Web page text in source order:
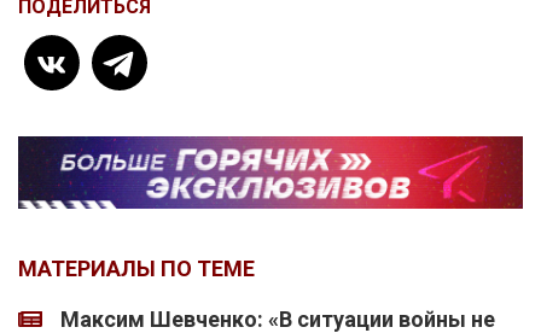
ПОДЕЛИТЬСЯ
МАТЕРИАЛЫ ПО ТЕМЕ
Максим Шевченко: «В ситуации войны не